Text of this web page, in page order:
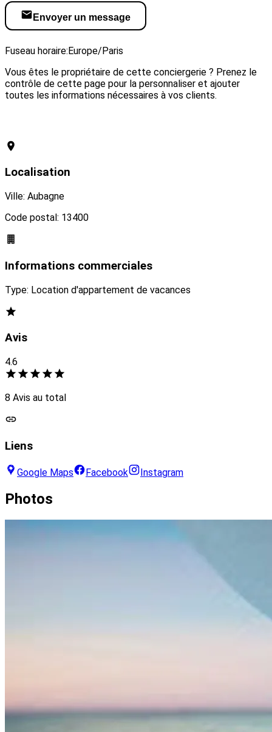
Envoyer un message
Fuseau horaire:Europe/Paris
Vous êtes le propriétaire de cette conciergerie ? Prenez le
contrôle de cette page pour la personnaliser et ajouter
toutes les informations nécessaires à vos clients.
Localisation
Ville: Aubagne
Code postal: 13400
Informations commerciales
Type: Location d'appartement de vacances
Avis
4.6
8 Avis au total
Liens
Google Maps Facebook Instagram
Photos